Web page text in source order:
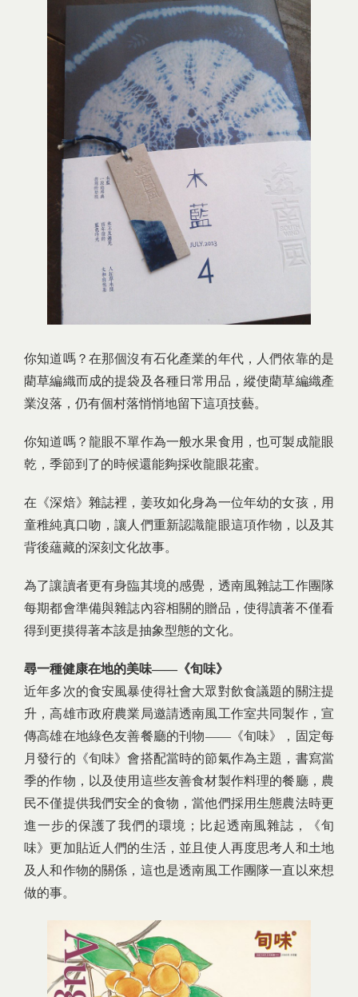
你知道嗎？在那個沒有石化產業的年代，人們依靠的是
藺草編織而成的提袋及各種日常用品，縱使藺草編織產
業沒落，仍有個村落悄悄地留下這項技藝。
你知道嗎？龍眼不單作為一般水果食用，也可製成龍眼
乾，季節到了的時候還能夠採收龍眼花蜜。
在《深焙》雜誌裡，姜玫如化身為一位年幼的女孩，用
童稚純真口吻，讓人們重新認識龍眼這項作物，以及其
背後蘊藏的深刻文化故事。
為了讓讀者更有身臨其境的感覺，透南風雜誌工作團隊
每期都會準備與雜誌內容相關的贈品，使得讀著不僅看
得到更摸得著本該是抽象型態的文化。
尋一種健康在地的美味——《旬味》
近年多次的食安風暴使得社會大眾對飲食議題的關注提
升，高雄市政府農業局邀請透南風工作室共同製作，宣
傳高雄在地綠色友善餐廳的刊物——《旬味》，固定每
月發行的《旬味》會搭配當時的節氣作為主題，書寫當
季的作物，以及使用這些友善食材製作料理的餐廳，農
民不僅提供我們安全的食物，當他們採用生態農法時更
進一步的保護了我們的環境；比起透南風雜誌，《旬
味》更加貼近人們的生活，並且使人再度思考人和土地
及人和作物的關係，這也是透南風工作團隊一直以來想
做的事。